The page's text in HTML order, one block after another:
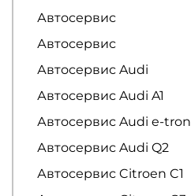
Автосервис
Автосервис
Автосервис Audi
Автосервис Audi A1
Автосервис Audi e-tron
Автосервис Audi Q2
Автосервис Citroen C1